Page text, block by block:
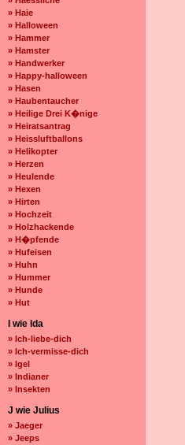
» Haie
» Halloween
» Hammer
» Hamster
» Handwerker
» Happy-halloween
» Hasen
» Haubentaucher
» Heilige Drei K�nige
» Heiratsantrag
» Heissluftballons
» Helikopter
» Herzen
» Heulende
» Hexen
» Hirten
» Hochzeit
» Holzhackende
» H�pfende
» Hufeisen
» Huhn
» Hummer
» Hunde
» Hut
I wie Ida
» Ich-liebe-dich
» Ich-vermisse-dich
» Igel
» Indianer
» Insekten
J wie Julius
» Jaeger
» Jeeps